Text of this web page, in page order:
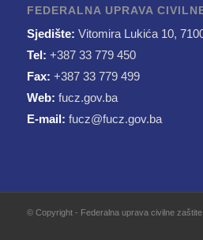
FEDERALNA UPRAVA
Sjedište: Vitomira Lukića 10,
Tel: +387 33 779 450
Fax: +387 33 779 499
Web: fucz.gov.ba
E-mail: fucz@fucz.gov.ba
© Copyright - Federalna uprava civilne zaštite